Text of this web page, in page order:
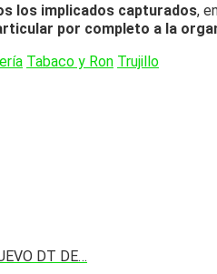
los implicados capturados,
por completo a la
Tabaco y Ron Trujillo
DT DE…